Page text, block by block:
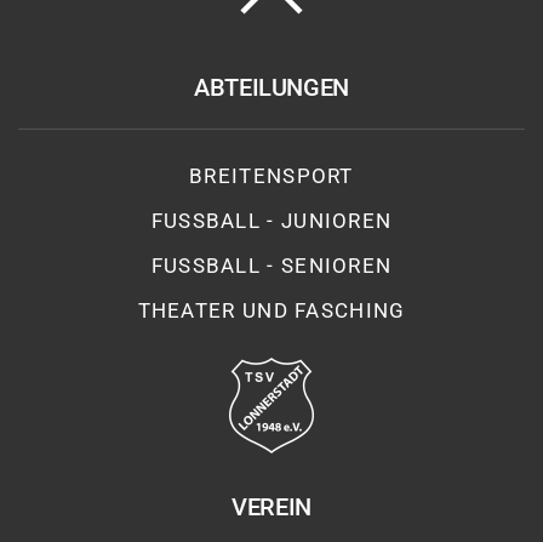
ABTEILUNGEN
BREITENSPORT
FUSSBALL - JUNIOREN
FUSSBALL - SENIOREN
THEATER UND FASCHING
VEREIN